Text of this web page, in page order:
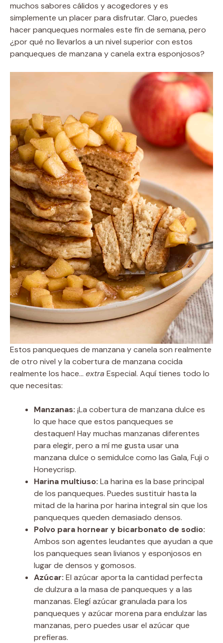
muchos sabores cálidos y acogedores y es
simplemente un placer para disfrutar. Claro, puedes
hacer panqueques normales este fin de semana, pero
¿por qué no llevarlos a un nivel superior con estos
panqueques de manzana y canela extra esponjosos?
Estos panqueques de manzana y canela son realmente
de otro nivel y la cobertura de manzana cocida
realmente los hace… extra Especial. Aquí tienes todo lo
que necesitas:
Manzanas: ¡La cobertura de manzana dulce es
lo que hace que estos panqueques se
destaquen! Hay muchas manzanas diferentes
para elegir, pero a mí me gusta usar una
manzana dulce o semidulce como las Gala, Fuji o
Honeycrisp.
Harina multiuso: La harina es la base principal
de los panqueques. Puedes sustituir hasta la
mitad de la harina por harina integral sin que los
panqueques queden demasiado densos.
Polvo para hornear y bicarbonato de sodio:
Ambos son agentes leudantes que ayudan a que
los panqueques sean livianos y esponjosos en
lugar de densos y gomosos.
Azúcar: El azúcar aporta la cantidad perfecta
de dulzura a la masa de panqueques y a las
manzanas. Elegí azúcar granulada para los
panqueques y azúcar morena para endulzar las
manzanas, pero puedes usar el azúcar que
prefieras.